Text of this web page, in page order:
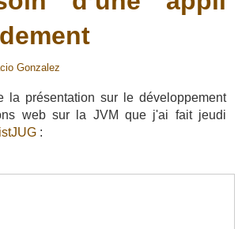
Gonzalez
la présentation sur le développement
web sur la JVM que j'ai fait jeudi
: